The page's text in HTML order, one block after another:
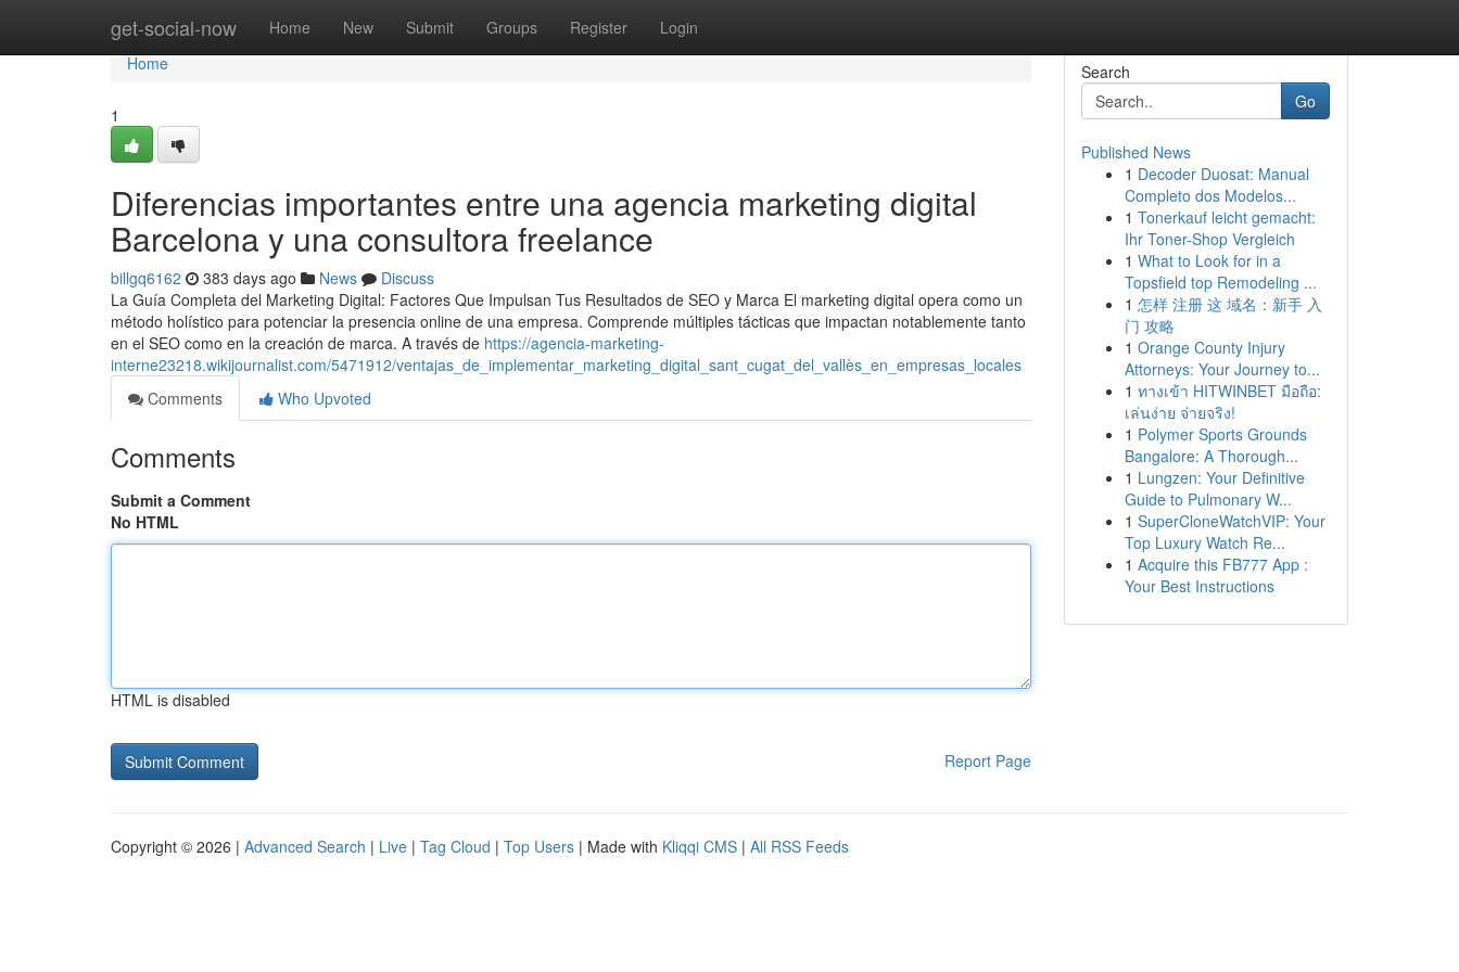
get-social-now Home New Submit Groups Register Login
Home
Home
1
Diferencias importantes entre una agencia marketing digital
Barcelona y una consultora freelance
billgq6162 383 days ago News
Discuss
La Guía Completa del Marketing Digital: Factores Que Impulsan Tus Resultados de SEO y Marca El marketing digital opera como un
método holístico para potenciar la presencia online de una empresa. Comprende múltiples tácticas que impactan notablemente tanto
en el SEO como en la creación de marca. A través de https://agencia-marketing-
interne23218.wikijournalist.com/5471912/ventajas_de_implementar_marketing_digital_sant_cugat_del_vallès_en_empresas_locales
Comments
Who Upvoted
Comments
Submit a Comment
No HTML
HTML is disabled
Report Page
Search
Go
Published News
1 Decoder Duosat: Manual
Completo dos Modelos...
1 Tonerkauf leicht gemacht:
Ihr Toner-Shop Vergleich
1 What to Look for in a
Topsfield top Remodeling ...
1 怎样 注册 这 域名：新手 入
门 攻略
1 Orange County Injury
Attorneys: Your Journey to...
1 ทางเข้า HITWINBET มือถือ:
เล่นง่าย จ่ายจริง!
1 Polymer Sports Grounds
Bangalore: A Thorough...
1 Lungzen: Your Definitive
Guide to Pulmonary W...
1 SuperCloneWatchVIP: Your
Top Luxury Watch Re...
1 Acquire this FB777 App :
Your Best Instructions
Copyright © 2026 | Advanced Search | Live | Tag Cloud | Top Users | Made with Kliqqi CMS | All RSS Feeds